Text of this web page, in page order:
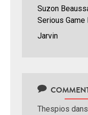
Suzon
Serious
Jarvin
Thespios dans